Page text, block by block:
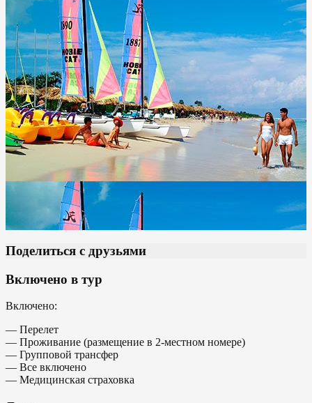
Поделиться с друзьями
Включено в тур
Включено:
— Перелет
— Проживание (размещение в 2-местном номере)
— Групповой трансфер
— Все включено
— Медицинская страховка